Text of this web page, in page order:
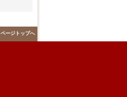
ページトップへ